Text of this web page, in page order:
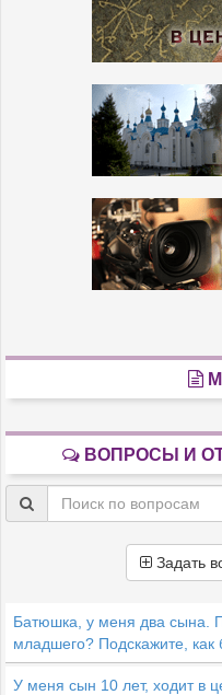
ВОПРОСЫ И
Задать
Батюшка, у меня два сына.
младшего? Подскажите, как
У меня сын 10 лет, ходит в